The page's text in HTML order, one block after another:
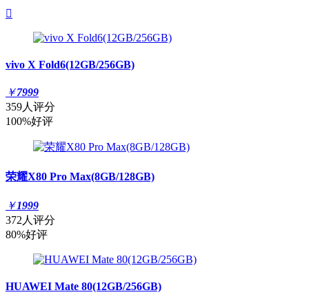

vivo X Fold6(12GB/256GB)
￥7999
359人评分
100%好评
荣耀X80 Pro Max(8GB/128GB)
￥1999
372人评分
80%好评
HUAWEI Mate 80(12GB/256GB)